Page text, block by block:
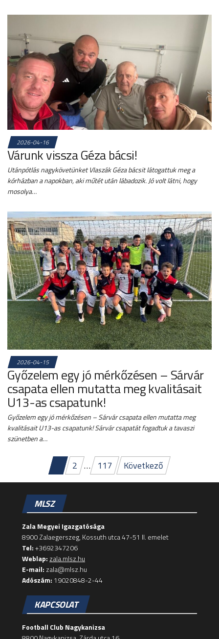
2026-04-16
Várunk vissza Géza bácsi!
Utánpótlás nagykövetünket Vlaszák Géza bácsit látogattuk meg a
kórházban a napokban, aki műtét után lábadozik. Jó volt látni, hogy
mosolya…
2026-04-15
Győzelem egy jó mérkőzésen – Sárvár
csapata ellen mutatta meg kvalitásait
U13-as csapatunk!
Győzelem egy jó mérkőzésen – Sárvár csapata ellen mutatta meg
kvalitásait U13-as csapatunk! Sárvár csapatát fogadtuk a tavaszi
szünetben a…
Bejegyzések
lapozása
2 … 117 Következő
MLSZ
Zala Megyei Igazgatósága
8900 Zalaegerszeg, Kossuth utca 47-51 II. emelet
Tel:+3692347206
Weblap: zala.mlsz.hu
E-mail: zala@mlsz.hu
Adószám: 19020848-2-44
KAPCSOLAT
Football Club Nagykanizsa